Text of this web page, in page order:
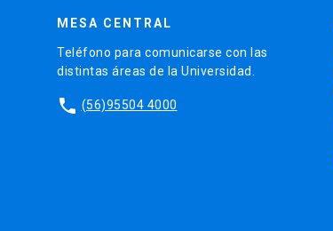
MESA CENTRAL
Teléfono para comunicarse con las
distintas áreas de la Universidad.
phone (56)95504 4000